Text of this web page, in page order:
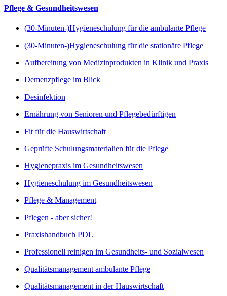
Pflege & Gesundheitswesen
(30-Minuten-)Hygieneschulung für die ambulante Pflege
(30-Minuten-)Hygieneschulung für die stationäre Pflege
Aufbereitung von Medizinprodukten in Klinik und Praxis
Demenzpflege im Blick
Desinfektion
Ernährung von Senioren und Pflegebedürftigen
Fit für die Hauswirtschaft
Geprüfte Schulungsmaterialien für die Pflege
Hygienepraxis im Gesundheitswesen
Hygieneschulung im Gesundheitswesen
Pflege & Management
Pflegen - aber sicher!
Praxishandbuch PDL
Professionell reinigen im Gesundheits- und Sozialwesen
Qualitätsmanagement ambulante Pflege
Qualitätsmanagement in der Hauswirtschaft